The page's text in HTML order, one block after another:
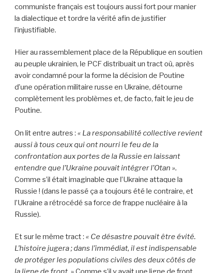
communiste français est toujours aussi fort pour manier
la dialectique et tordre la vérité afin de justifier
l’injustifiable.
Hier au rassemblement place de la République en soutien
au peuple ukrainien, le PCF distribuait un tract où, après
avoir condamné pour la forme la décision de Poutine
d’une opération militaire russe en Ukraine, détourne
complètement les problèmes et, de facto, fait le jeu de
Poutine.
On lit entre autres : « La responsabilité collective revient
aussi à tous ceux qui ont nourri le feu de la
confrontation aux portes de la Russie en laissant
entendre que l’Ukraine pouvait intégrer l’Otan ».
Comme s’il était imaginable que l’Ukraine attaque la
Russie ! (dans le passé ça a toujours été le contraire, et
l’Ukraine a rétrocédé sa force de frappe nucléaire à la
Russie).
Et sur le même tract : « Ce désastre pouvait être évité.
L’histoire jugera ; dans l’immédiat, il est indispensable
de protéger les populations civiles des deux côtés de